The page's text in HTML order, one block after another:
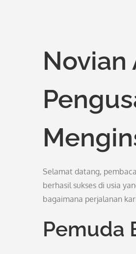
Novian
Selamat datang,
berhasil sukses di usia
bagaimana perjalanan
Pemuda